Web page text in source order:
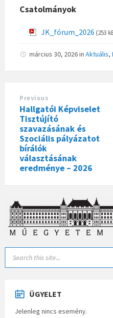
Csatolmányok
JK_fórum_2026 (253
március 30, 2026in Aktuális,
Previous
Hallgatói Képviselet
Tisztújító
szavazásának és
Szociális pályázatot
bírálók
választásának
eredménye – 2026
ÜGYELET
Jelenleg nincs esemény.